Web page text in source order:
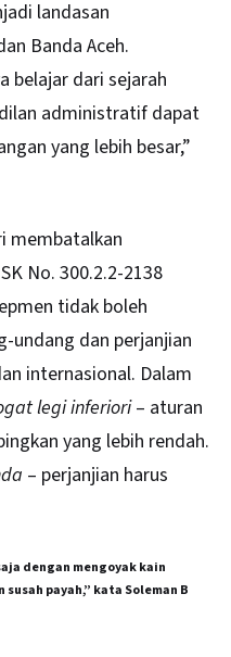
landasan
Banda Aceh.
belajar dari sejarah
administratif dapat
yang lebih besar,”
membatalkan
No. 300.2.2-2138
tidak boleh
undang dan perjanjian
internasional. Dalam
legi inferiori– aturan
yang lebih rendah.
– perjanjian harus
dengan mengoyak kain
payah,” kata Soleman B